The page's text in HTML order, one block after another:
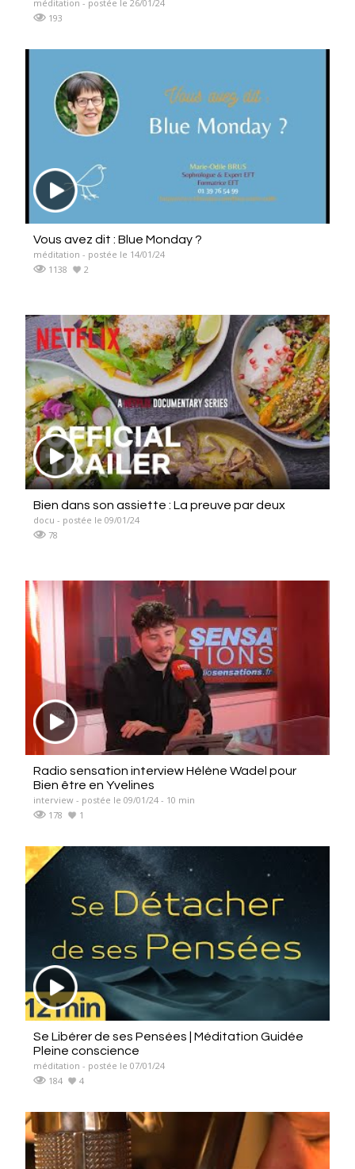
méditation - postée le 26/01/24
193
Vous avez dit : Blue Monday ?
méditation - postée le 14/01/24
1138
2
Bien dans son assiette : La preuve par deux
docu - postée le 09/01/24
78
Radio sensation interview Hélène Wadel pour
Bien être en Yvelines
interview - postée le 09/01/24 - 10 min
178
1
Se Libérer de ses Pensées | Méditation Guidée
Pleine conscience
méditation - postée le 07/01/24
184
4